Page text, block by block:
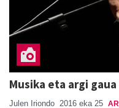
Musika eta argi
Julen Iriondo 2016 eka 25